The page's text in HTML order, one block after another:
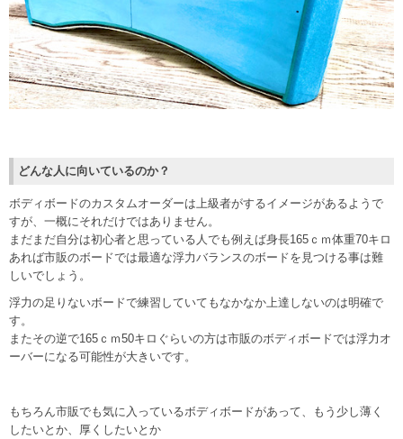
どんな人に向いているのか？
ボディボードのカスタムオーダーは上級者がするイメージがあるようで
すが、一概にそれだけではありません。
まだまだ自分は初心者と思っている人でも例えば身長165ｃｍ体重70キロ
あれば市販のボードでは最適な浮力バランスのボードを見つける事は難
しいでしょう。
浮力の足りないボードで練習していてもなかなか上達しないのは明確で
す。
またその逆で165ｃｍ50キロぐらいの方は市販のボディボードでは浮力オ
ーバーになる可能性が大きいです。
もちろん市販でも気に入っているボディボードがあって、もう少し薄く
したいとか、厚くしたいとか